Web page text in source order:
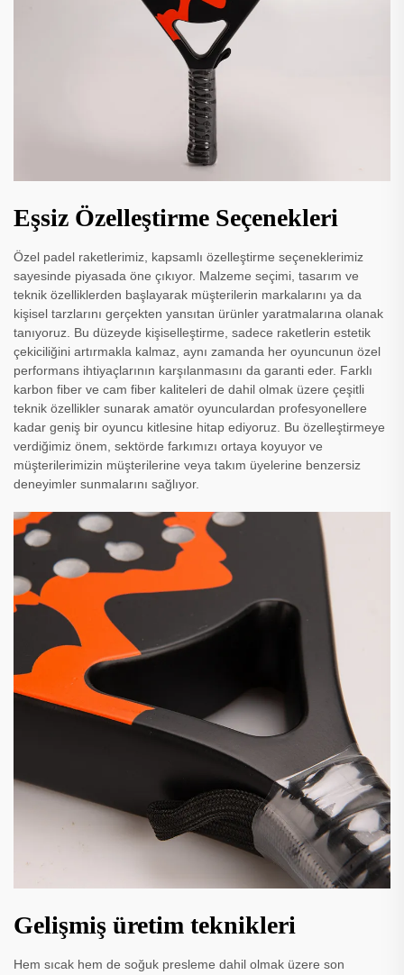
Eşsiz Özelleştirme Seçenekleri
Özel padel raketlerimiz, kapsamlı özelleştirme seçeneklerimiz
sayesinde piyasada öne çıkıyor. Malzeme seçimi, tasarım ve
teknik özelliklerden başlayarak müşterilerin markalarını ya da
kişisel tarzlarını gerçekten yansıtan ürünler yaratmalarına olanak
tanıyoruz. Bu düzeyde kişiselleştirme, sadece raketlerin estetik
çekiciliğini artırmakla kalmaz, aynı zamanda her oyuncunun özel
performans ihtiyaçlarının karşılanmasını da garanti eder. Farklı
karbon fiber ve cam fiber kaliteleri de dahil olmak üzere çeşitli
teknik özellikler sunarak amatör oyunculardan profesyonellere
kadar geniş bir oyuncu kitlesine hitap ediyoruz. Bu özelleştirmeye
verdiğimiz önem, sektörde farkımızı ortaya koyuyor ve
müşterilerimizin müşterilerine veya takım üyelerine benzersiz
deneyimler sunmalarını sağlıyor.
Gelişmiş üretim teknikleri
Hem sıcak hem de soğuk presleme dahil olmak üzere son